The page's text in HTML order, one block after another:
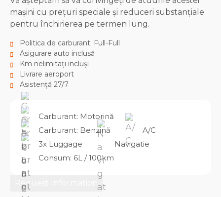
mașini cu prețuri speciale și reduceri substanțiale
pentru închirierea pe termen lung.
Politica de carburant: Full-Full
Asigurare auto inclusă
Km nelimitați incluși
Livrare aeroport
Asistență 27/7
Carburant: Motorină
Carburant: Benzină
A/C
3x Luggage
Navigatie
Consum: 6L / 100km
Request Information